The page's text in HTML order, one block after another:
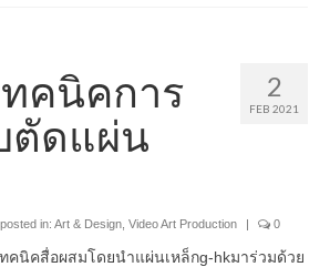
คลือบไม้
2
FEB 2021
คนิคการ
ตัดแผ่น
posted in: Art & Design Video Art Production | 0
คนิคสื่อผสมโดยนำแผ่นเหล็กg-hkมาร่วมด้วย